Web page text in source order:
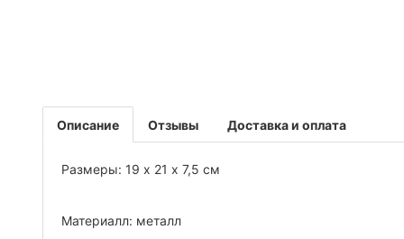
Описание
Размеры: 19 х 21 х 7,5 см
Материалл: металл
Отзывы Доставка и оплата